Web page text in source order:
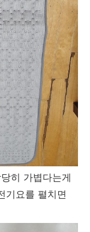
히 가볍다는게
기요를 펼치면